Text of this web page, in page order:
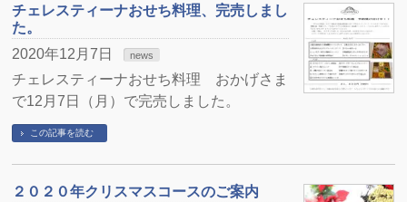
チェレスティーナおせち料理、完売しまし
た。
2020年12月7日
news
チェレスティーナおせち料理 おかげさま
で12月7日（月）で完売しました。
この記事を読む
２０２０年クリスマスコースのご案内